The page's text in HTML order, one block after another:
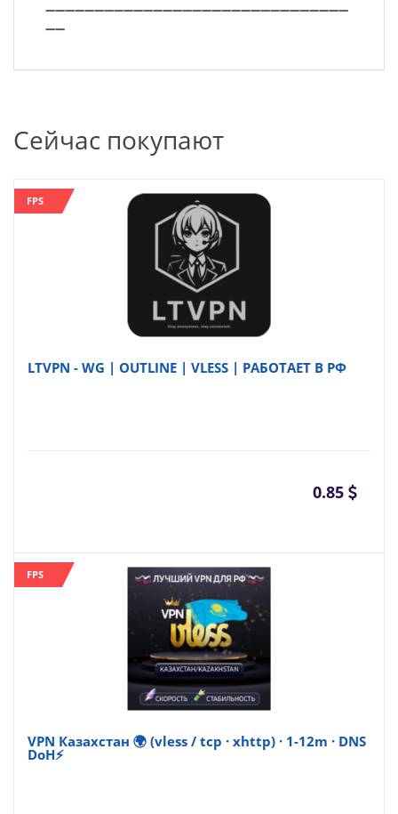
➖➖➖➖➖➖➖➖➖➖➖➖➖➖➖➖➖➖➖➖➖➖➖➖➖➖➖➖➖➖➖
➖➖
Сейчас покупают
FPS
LTVPN - WG | OUTLINE | VLESS | РАБОТАЕТ В РФ
0.85
FPS
VPN Казахстан 🌍 (vless / tcp · xhttp) · 1-12m · DNS
DoH⚡